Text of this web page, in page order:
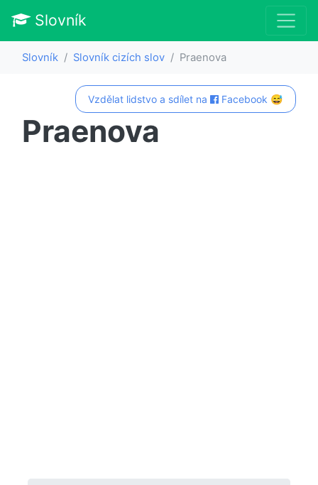
Slovník
Slovník Slovník cizích slov Praenova
Vzdělat lidstvo a sdílet na Facebook 😅
Praenova